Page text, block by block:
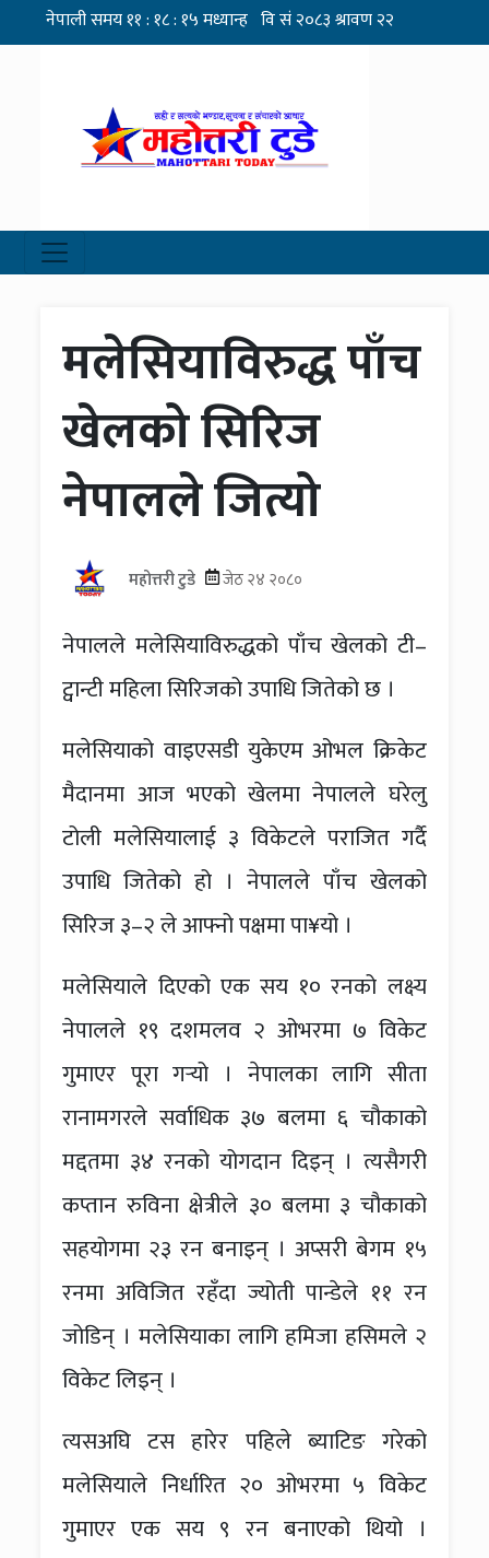
मलेसियाविरुद्ध पाँच
खेलको सिरिज
नेपालले जित्यो
महोत्तरी टुडे जेठ २४ २०८०
नेपालले मलेसियाविरुद्धको पाँच खेलको टी–
ट्वान्टी महिला सिरिजको उपाधि जितेको छ ।
मलेसियाको वाइएसडी युकेएम ओभल क्रिकेट
मैदानमा आज भएको खेलमा नेपालले घरेलु
टोली मलेसियालाई ३ विकेटले पराजित गर्दै
उपाधि जितेको हो । नेपालले पाँच खेलको
सिरिज ३–२ ले आफ्नो पक्षमा पा¥यो ।
मलेसियाले दिएको एक सय १० रनको लक्ष्य
नेपालले १९ दशमलव २ ओभरमा ७ विकेट
गुमाएर पूरा गर्‍यो । नेपालका लागि सीता
रानामगरले सर्वाधिक ३७ बलमा ६ चौकाको
मद्दतमा ३४ रनको योगदान दिइन् । त्यसैगरी
कप्तान रुविना क्षेत्रीले ३० बलमा ३ चौकाको
सहयोगमा २३ रन बनाइन् । अप्सरी बेगम १५
रनमा अविजित रहँदा ज्योती पान्डेले ११ रन
जोडिन् । मलेसियाका लागि हमिजा हसिमले २
विकेट लिइन् ।
त्यसअघि टस हारेर पहिले ब्याटिङ गरेको
मलेसियाले निर्धारित २० ओभरमा ५ विकेट
गुमाएर एक सय ९ रन बनाएको थियो ।